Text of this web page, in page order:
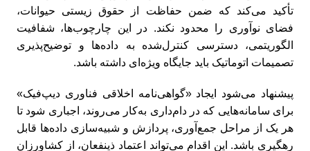
تأکید می‌کند که ضمن حفاظت از حقوق زیستی حیوانات،
فضای نوآوری را محدود نکند. در این چارچوب‌ها، شفافیت
الگوریتمی، دسترسی کنترل‌شده به داده‌ها و توضیح‌پذیری
تصمیمات اتوماتیک باید جایگاه ویژه‌ای داشته باشد.
پیشنهاد می‌شود ایجاد «گواهی‌نامه اخلاقی فناوری دیپ‌فیک»
برای سامانه‌‌هایی که در دام‌داری به‌کار می‌روند، اجباری شود تا
هر یک از مراحل جمع‌آوری، پردازش و شبیه‌سازی داده‌ها قابل
رهگیری باشد. این اقدام می‌تواند اعتماد ذینفعان، از کشاورزان